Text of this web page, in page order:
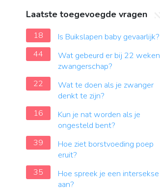
Laatste toegevoegde vragen
18
Is Buikslapen baby gevaarlijk?
44
Wat gebeurd er bij 22 weken
zwangerschap?
22
Wat te doen als je zwanger
denkt te zijn?
16
Kun je nat worden als je
ongesteld bent?
39
Hoe ziet borstvoeding poep
eruit?
35
Hoe spreek je een intersekse
aan?